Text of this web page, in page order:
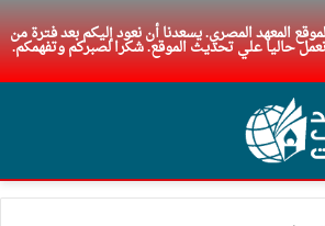
المعهد المصري. يسعدنا أن نعود إليكم بعد فترة من
حاليا علي تحديث الموقع. شكرا لصبركم وتفهمكم.